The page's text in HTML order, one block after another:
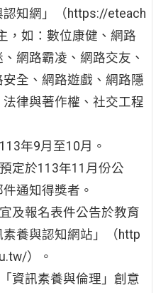
知網」（https://eteach
，如：數位康健、網路
網路霸凌、網路交友、
全、網路遊戲、網路隱
律與著作權、社交工程
年9月至10月。
定於113年11月份公
通知得獎者。
及報名表件公告於教育
養與認知網站」（http
）。
資訊素養與倫理」創意